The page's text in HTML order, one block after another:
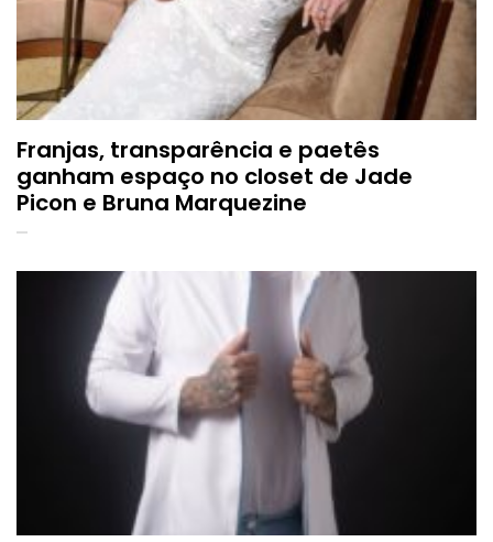
Franjas, transparência e paetês
ganham espaço no closet de Jade
Picon e Bruna Marquezine